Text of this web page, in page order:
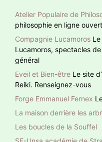
Atelier Populaire de
philosophie en ligne
Compagnie Lucamoros
Lucamoros, spectacles
général
Eveil et Bien-être Le site
Reiki. Renseignez-vous
Forge Emmanuel Fernex
La maison derrière les
Les boucles de la Souffel